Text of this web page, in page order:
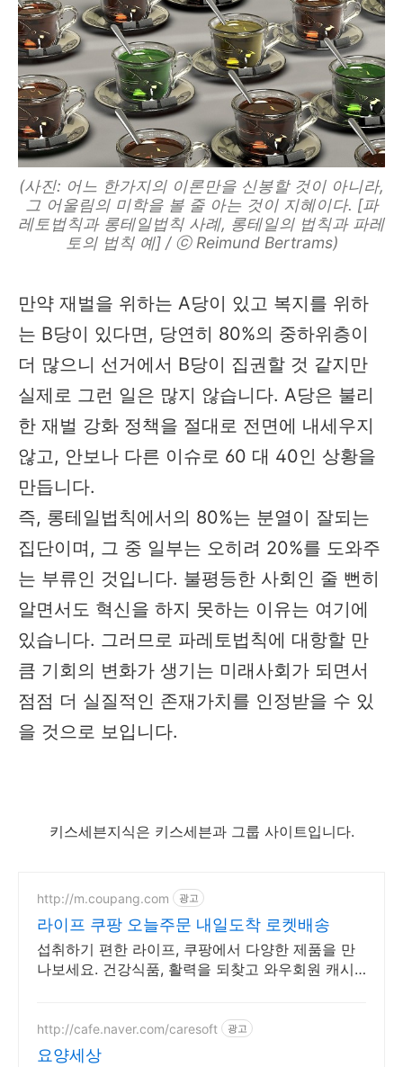
(사진: 어느 한가지의 이론만을 신봉할 것이 아니라,
그 어울림의 미학을 볼 줄 아는 것이 지혜이다. [파
레토법칙과 롱테일법칙 사례, 롱테일의 법칙과 파레
토의 법칙 예] / ⓒ Reimund Bertrams)
만약 재벌을 위하는 A당이 있고 복지를 위하
는 B당이 있다면, 당연히 80%의 중하위층이
더 많으니 선거에서 B당이 집권할 것 같지만
실제로 그런 일은 많지 않습니다. A당은 불리
한 재벌 강화 정책을 절대로 전면에 내세우지
않고, 안보나 다른 이슈로 60 대 40인 상황을
만듭니다.
즉, 롱테일법칙에서의 80%는 분열이 잘되는
집단이며, 그 중 일부는 오히려 20%를 도와주
는 부류인 것입니다. 불평등한 사회인 줄 뻔히
알면서도 혁신을 하지 못하는 이유는 여기에
있습니다. 그러므로 파레토법칙에 대항할 만
큼 기회의 변화가 생기는 미래사회가 되면서
점점 더 실질적인 존재가치를 인정받을 수 있
을 것으로 보입니다.
키스세븐지식은 키스세븐과 그룹 사이트입니다.
http://m.coupang.com 광고
라이프 쿠팡 오늘주문 내일도착 로켓배송
섭취하기 편한 라이프, 쿠팡에서 다양한 제품을 만
나보세요. 건강식품, 활력을 되찾고 와우회원 캐시
http://cafe.naver.com/caresoft 광고
요양세상